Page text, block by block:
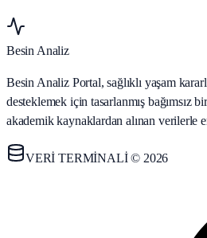
Besin Analiz
Besin Analiz Portal, sağlıklı yaşam
desteklemek için tasarlanmış bağımsız
akademik kaynaklardan alınan verilerle
VERİ TERMİNALİ © 2026